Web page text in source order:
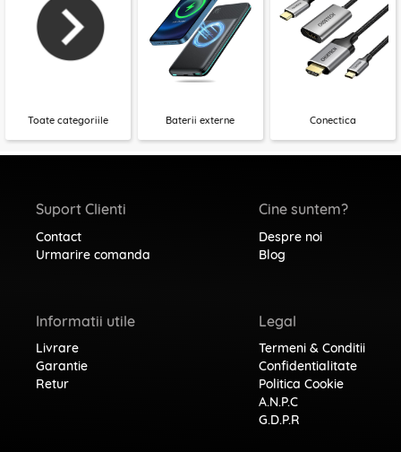
Toate categoriile Baterii externe Conectica
Suport Clienti
Contact
Urmarire comanda
Informatii utile
Livrare
Garantie
Retur
Cine suntem?
Despre noi
Blog
Legal
Termeni & Conditii
Confidentialitate
Politica Cookie
A.N.P.C
G.D.P.R